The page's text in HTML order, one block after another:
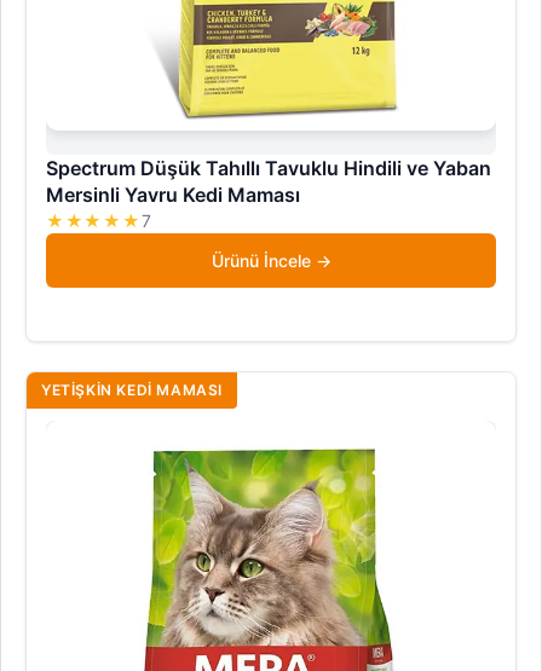
Spectrum Düşük Tahıllı Tavuklu Hindili ve Yaban
Mersinli Yavru Kedi Maması
★★★★★7
Ürünü İncele
YETIŞKIN KEDI MAMASI